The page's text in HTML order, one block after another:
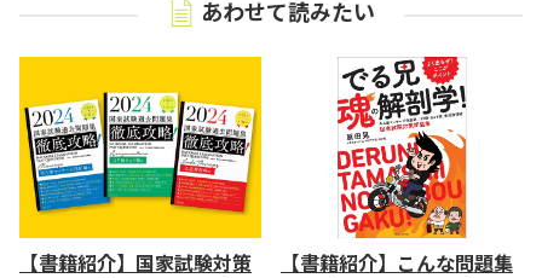
あわせて読みたい
【書籍紹介】国家試験対策
【書籍紹介】こんな問題集